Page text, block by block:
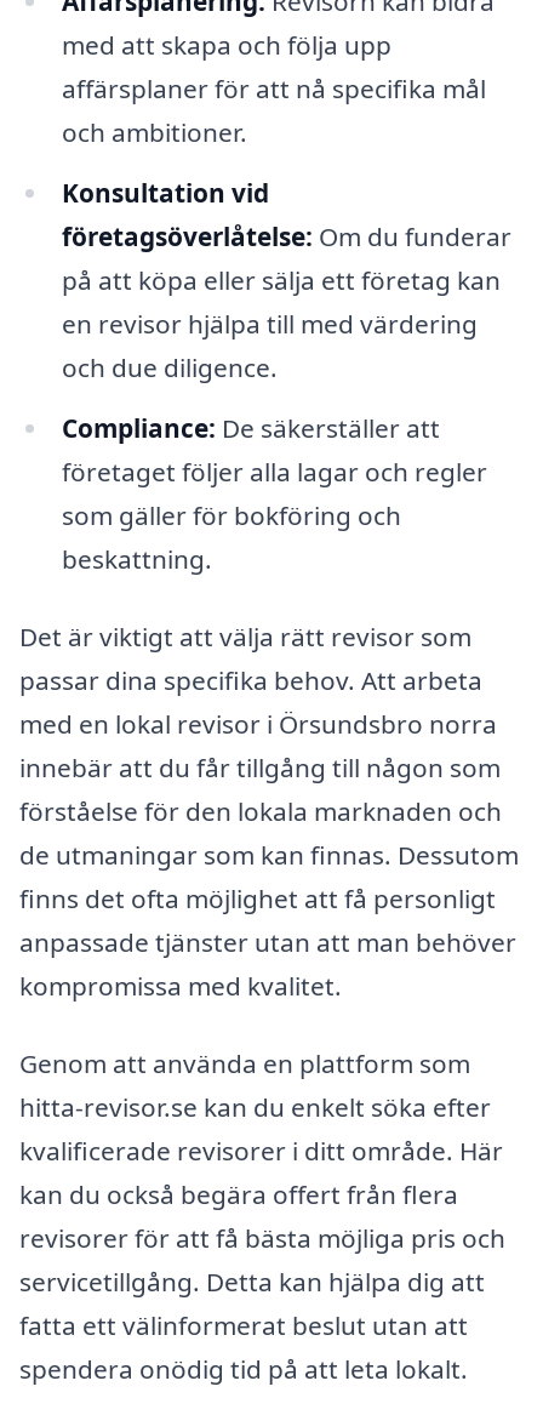
med att skapa och följa upp
affärsplaner för att nå specifika mål
och ambitioner.
Konsultation vid
företagsöverlåtelse: Om du funderar
på att köpa eller sälja ett företag kan
en revisor hjälpa till med värdering
och due diligence.
Compliance: De säkerställer att
företaget följer alla lagar och regler
som gäller för bokföring och
beskattning.
Det är viktigt att välja rätt revisor som
passar dina specifika behov. Att arbeta
med en lokal revisor i Örsundsbro norra
innebär att du får tillgång till någon som
förståelse för den lokala marknaden och
de utmaningar som kan finnas. Dessutom
finns det ofta möjlighet att få personligt
anpassade tjänster utan att man behöver
kompromissa med kvalitet.
Genom att använda en plattform som
hitta-revisor.se kan du enkelt söka efter
kvalificerade revisorer i ditt område. Här
kan du också begära offert från flera
revisorer för att få bästa möjliga pris och
servicetillgång. Detta kan hjälpa dig att
fatta ett välinformerat beslut utan att
spendera onödig tid på att leta lokalt.